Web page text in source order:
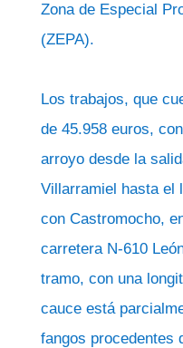
Zona de Especial
(ZEPA).
Los trabajos, que
de 45.958 euros,
arroyo desde la
Villarramiel hasta el
con Castromocho,
carretera N-610
tramo, con una
cauce está
fangos procedentes